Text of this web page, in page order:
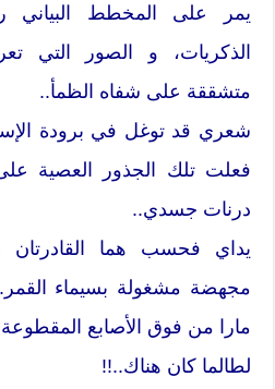
يمر على المخطط البياني
الذكريات، و الصور التي
متشققة على شفاه الظمأ..
شعري قد توغل في برودة
فعلت تلك الجذور العصية
درنات جسدي..
يداي فحسب هما
مجهضة مشغولة بسيماء
مارا من فوق الأصابع
لطالما كان هناك..!!